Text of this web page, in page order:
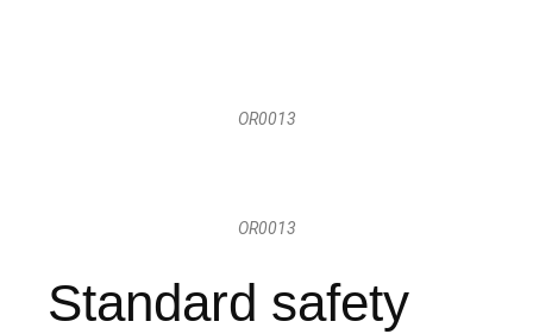
OR0013
OR0013
Standard safety